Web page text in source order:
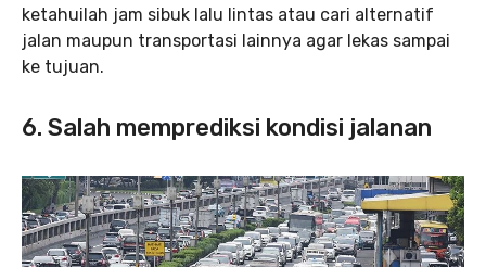
ketahuilah jam sibuk lalu lintas atau cari alternatif
jalan maupun transportasi lainnya agar lekas sampai
ke tujuan.
6. Salah memprediksi kondisi jalanan